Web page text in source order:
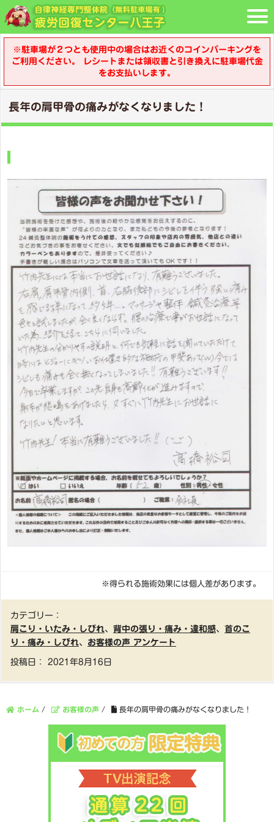
※駐車場が２つとも使用中の場合はお近くのコインパーキングを
ご利用ください。 レシートまたは領収書と引き換えに駐車場代金
をお支払いします。
長年の肩甲骨の痛みがなくなりました！
※得られる施術効果には個人差があります。
カテゴリー：
肩こり・いたみ・しびれ 、 背中の張り・痛み・違和感、 首のこ
り・痛み・しびれ 、 お客様の声 アンケート
投稿日： 2021年8月16日
ホーム / お客様の声 / 長年の肩甲骨の痛みがなくなりました！